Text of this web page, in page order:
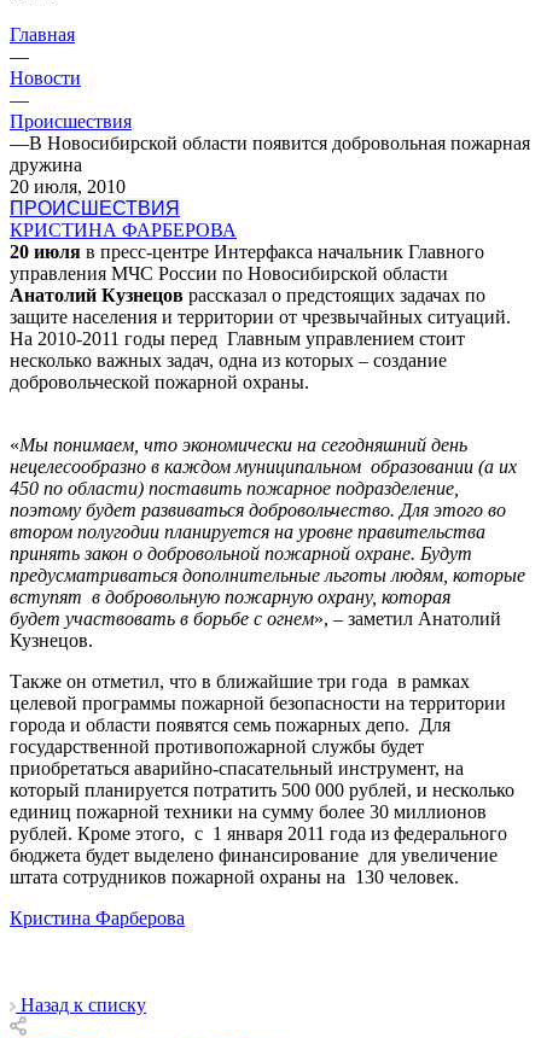
Главная
—
Новости
—
Происшествия
—В Новосибирской области появится добровольная пожарная
дружина
20 июля, 2010
ПРОИСШЕСТВИЯ
КРИСТИНА ФАРБЕРОВА
20 июля в пресс-центре Интерфакса начальник Главного
управления МЧС России по Новосибирской области
Анатолий Кузнецов рассказал о предстоящих задачах по
защите населения и территории от чрезвычайных ситуаций.
На 2010-2011 годы перед Главным управлением стоит
несколько важных задач, одна из которых – создание
добровольческой пожарной охраны.
«Мы понимаем, что экономически на сегодняшний день
нецелесообразно в каждом муниципальном образовании (а их
450 по области) поставить пожарное подразделение,
поэтому будет развиваться добровольчество. Для этого во
втором полугодии планируется на уровне правительства
принять закон о добровольной пожарной охране. Будут
предусматриваться дополнительные льготы людям, которые
вступят в добровольную пожарную охрану, которая
будет участвовать в борьбе с огнем», – заметил Анатолий
Кузнецов.
Также он отметил, что в ближайшие три года в рамках
целевой программы пожарной безопасности на территории
города и области появятся семь пожарных депо. Для
государственной противопожарной службы будет
приобретаться аварийно-спасательный инструмент, на
который планируется потратить 500 000 рублей, и несколько
единиц пожарной техники на сумму более 30 миллионов
рублей. Кроме этого, с 1 января 2011 года из федерального
бюджета будет выделено финансирование для увеличение
штата сотрудников пожарной охраны на 130 человек.
Кристина Фарберова
Назад к списку